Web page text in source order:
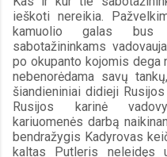
ieškoti nereikia.
kamuolio galas bus
sabotažininkams
po okupanto kojomis dega
nebenorėdama savų
šiandieniniai didieji
Rusijos karinė
kariuomenės darbą
bendražygis Kadyrovas
kaltas Putleris neleidęs